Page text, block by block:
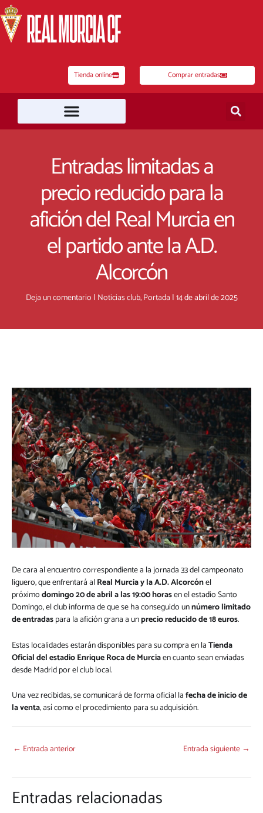
al
contenido
Tienda online Comprar entradas
Entradas limitadas a
precio reducido para la
afición del Real Murcia en
el partido ante la A.D.
Alcorcón
Deja un comentario | Noticias club,Portada |14 de abril de 2025
De cara al encuentro correspondiente a la jornada 33 del campeonato
liguero, que enfrentará alReal Murcia y la A.D. Alcorcónel
próximodomingo 20 de abril a las 19:00 horasen el estadio Santo
Domingo, el club informa de que se ha conseguido unnúmero limitado
de entradaspara la afición grana a unprecio reducido de 18 euros.
Estas localidades estarán disponibles para su compra en laTienda
Oficial del estadio Enrique Roca de Murciaen cuanto sean enviadas
desde Madrid por el club local.
Una vez recibidas, se comunicará de forma oficial lafecha de inicio de
la venta, así como el procedimiento para su adquisición.
← Entrada anterior Entrada siguiente →
Entradas relacionadas